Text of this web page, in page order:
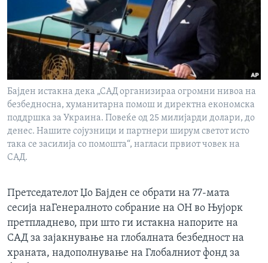
ИНТЕРВЈУА
Јазици
Бајден истакна дека „САД организираа огромни нивоа на
безбедносна, хуманитарна помош и директна економска
поддршка за Украина. Повеќе од 25 милијарди долари, до
денес. Нашите сојузници и партнери ширум светот исто
така се засилија со помошта“, нагласи првиот човек на
САД.
Претседателот Џо Бајден се обрати на 77-мата
сесија наГенералното собрание на ОН во Њујорк
претпладнево, при што ги истакна напорите на
САД за зајакнување на глобалната безбедност на
храната, надополнување на Глобалниот фонд за